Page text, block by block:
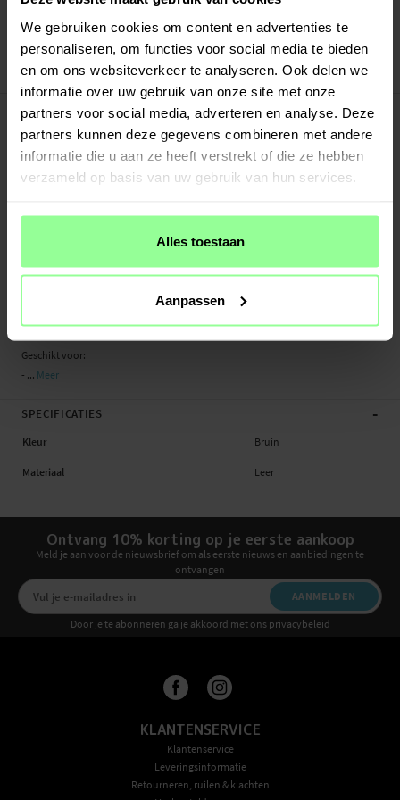
We gebruiken cookies om content en advertenties te
personaliseren, om functies voor social media te bieden
en om ons websiteverkeer te analyseren. Ook delen we
informatie over uw gebruik van onze site met onze
partners voor social media, adverteren en analyse. Deze
partners kunnen deze gegevens combineren met andere
informatie die u aan ze heeft verstrekt of die ze hebben
verzameld op basis van uw gebruik van hun services.
Alles toestaan
Aanpassen
Veilig betalen met Klarna of Paypal
30 dagen retourrecht
Art number:50123
PRODUCTBESCHRIJVING -
Bescherm je Samsung Galaxy S22 met een hoesje van echt leer. Ondanks het
dunne en slimme design heeft het hoesje drie vakjes voor pasjes en één vakje
voor briefgeld aan de binnenkant van de voorflap. Je telefoon zit veilig in de
flexibele houder binnenin het hoesje.
- Plek voor pasjes en briefgeld in de flap
kijken
- Bellen met het hoesje gesloten
- Gemaakt van echt leer, wordt mooier met de tijd
Geschikt voor:
- ... Meer
SPECIFICATIES -
Kleur Bruin
Materiaal Leer
Ontvang 10% korting op je eerste aankoop
Meld je aan voor de nieuwsbrief om als eerste nieuws en aanbiedingen te
ontvangen
AANMELDEN
Door je te abonneren ga je akkoord met ons privacybeleid
KLANTENSERVICE
Klantenservice
Leveringsinformatie
Retourneren, ruilen & klachten